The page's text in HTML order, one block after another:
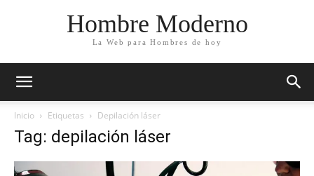
Hombre Moderno
La Web para Hombres de hoy
Inicio Etiquetas Depilación láser
Tag: depilación láser